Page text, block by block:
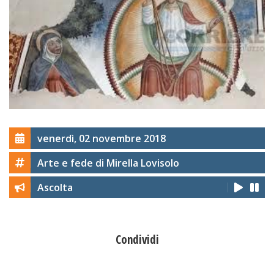
venerdì, 02 novembre 2018
Arte e fede di Mirella Lovisolo
Ascolta
Condividi